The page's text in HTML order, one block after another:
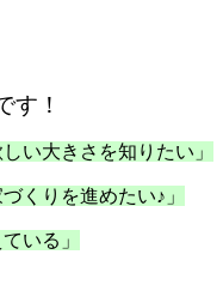
す！
い大きさを知りたい」
くりを進めたい♪」
いる」